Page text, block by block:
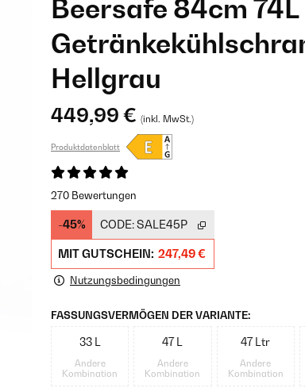
Beersafe 84cm 74L
Hellgrau
449,99 € (inkl. MwSt.)
Produktdatenblatt
270 Bewertungen
-45% CODE: SALE45P
MIT GUTSCHEIN: 247,49 €
Nutzungsbedingungen
FASSUNGSVERMÖGEN DER VARIANTE:
33 L
Andere
Kombination
47 L
Andere
Kombination
47 Ltr
Andere
Kombination